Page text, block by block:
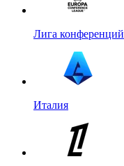
Лига конференций
Италия